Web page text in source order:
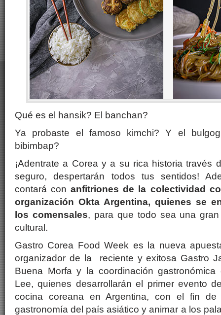
Qué es el hansik? El banchan?
Ya probaste el famoso kimchi? Y el
bibimbap?
¡Adentrate a Corea y a su rica historia través
seguro, despertarán todos tus sentidos!
contará conanfitriones de la colectividad
organización Okta Argentina, quienes se
los comensales, para que todo sea una
cultural.
Gastro Corea Food Week es la nueva
organizador de la reciente y exitosa Gastro
Buena Morfa y la coordinación
Lee, quienes desarrollarán el primer evento
cocina coreana en Argentina, con el fin de
gastronomía del país asiático y animar a los